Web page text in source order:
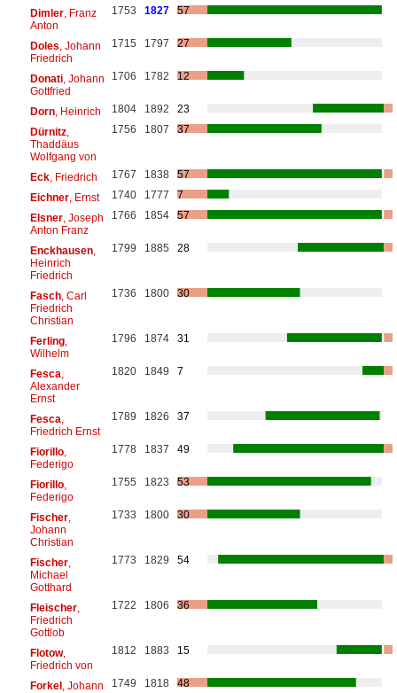
Dimler, Franz
Anton
1753 1827 57
Doles , Johann
Friedrich
1715 1797 27
Donati, Johann
Gottfried
1706 1782 12
Dorn, Heinrich 1804 1892
23
Dürnitz,
Thaddäus
Wolfgang von
1756 1807 37
Eck, Friedrich 1767 1838
57
Eichner, Ernst 1740 1777
7
Elsner, Joseph
Anton Franz
1766 1854 57
Enckhausen,
Heinrich
Friedrich
1799 1885 28
Fasch, Carl
Friedrich
Christian
1736 1800 30
Ferling,
Wilhelm
1796 1874 31
Fesca
Alexander
Ernst
1820 1849 7
Fesca
Friedrich Ernst
1789 1826 37
Fiorillo,
Federigo
1778 1837 49
Fiorillo,
Federigo
1755 1823 53
Fischer,
Johann
Christian
1733 1800 30
Fischer,
Michael
Gotthard
1773 1829 54
Fleischer,
Friedrich
Gottlob
1722 1806 36
Flotow,
Friedrich von
1812 1883 15
Forkel, Johann
1749 1818 48